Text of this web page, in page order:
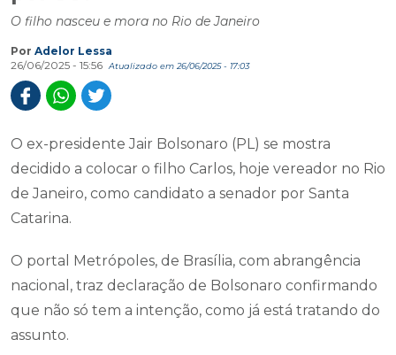
O filho nasceu e mora no Rio de Janeiro
Por Adelor Lessa
26/06/2025 - 15:56
Atualizado em 26/06/2025 - 17:03
O ex-presidente Jair Bolsonaro (PL) se mostra
decidido a colocar o filho Carlos, hoje vereador no Rio
de Janeiro, como candidato a senador por Santa
Catarina.
O portal Metrópoles, de Brasília, com abrangência
nacional, traz declaração de Bolsonaro confirmando
que não só tem a intenção, como já está tratando do
assunto.